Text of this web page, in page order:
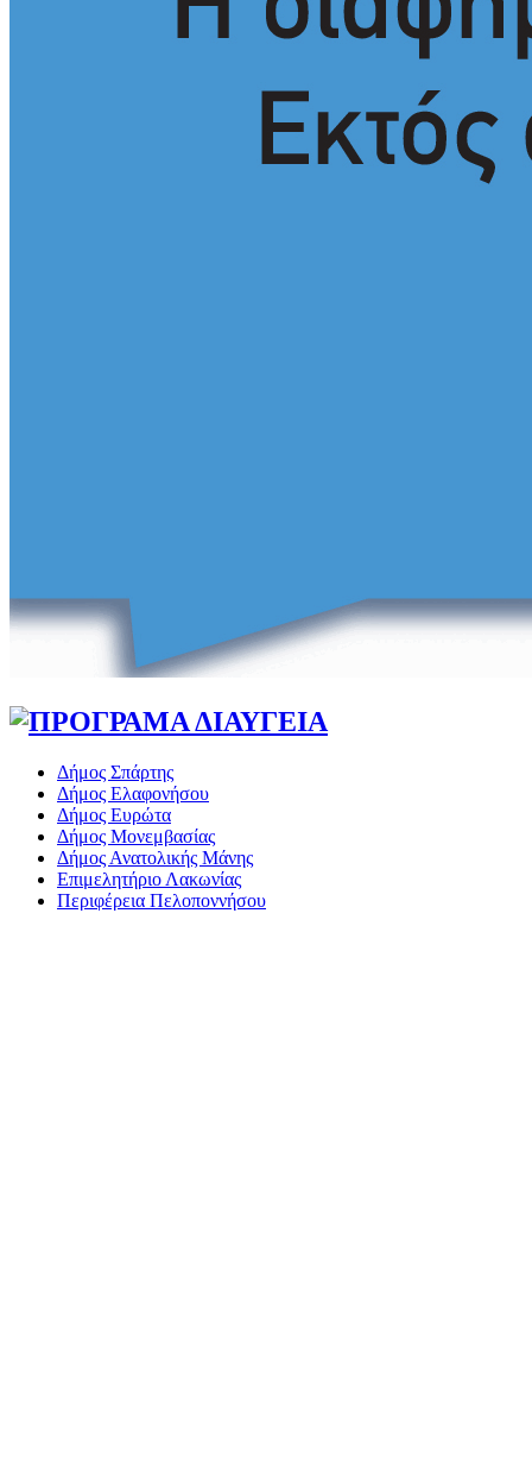
Δήμος Σπάρτης
Δήμος Ελαφονήσου
Δήμος Ευρώτα
Δήμος Μονεμβασίας
Δήμος Ανατολικής Μάνης
Επιμελητήριο Λακωνίας
Περιφέρεια Πελοποννήσου